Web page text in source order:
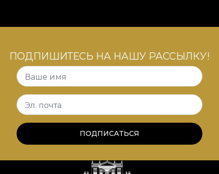
ПОДПИШИТЕСЬ НА НАШУ РАССЫЛКУ!
Ваше имя
Эл. почта
ПОДПИСАТЬСЯ